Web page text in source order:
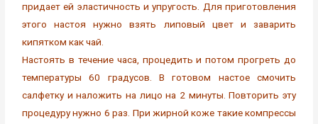
придает ей эластичность и упругость. Для приготовления
этого настоя нужно взять липовый цвет и заварить
кипятком как чай.
Настоять в течение часа, процедить и потом прогреть до
температуры 60 градусов. В готовом настое смочить
салфетку и наложить на лицо на 2 минуты. Повторить эту
процедуру нужно 6 раз. При жирной коже такие компрессы